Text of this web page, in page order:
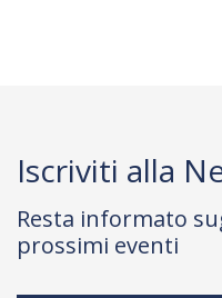
Iscriviti alla
Resta informato
prossimi eventi